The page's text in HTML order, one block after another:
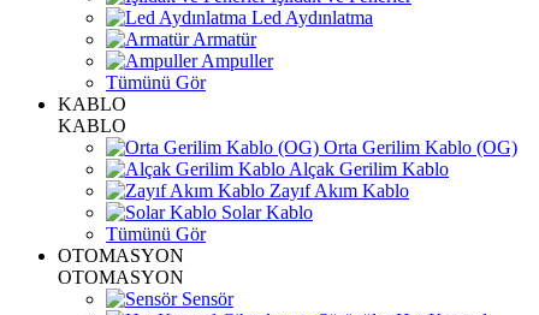
Led Aydınlatma
Armatür
Ampuller
Tümünü Gör
KABLO
KABLO
Orta Gerilim Kablo (OG)
Alçak Gerilim Kablo
Zayıf Akım Kablo
Solar Kablo
Tümünü Gör
OTOMASYON
OTOMASYON
Sensör